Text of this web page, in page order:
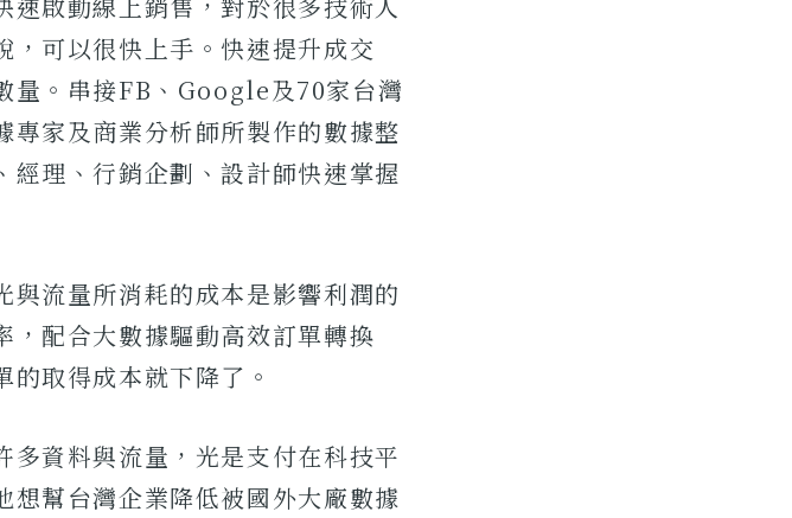
可以很快上手。快速提升成交
量。串接FB、Google及70家台灣
家及商業分析師所製作的數據整
理、行銷企劃、設計師快速掌握
流量所消耗的成本是影響利潤的
，配合大數據驅動高效訂單轉換
取得成本就下降了。
資料與流量，光是支付在科技平
想幫台灣企業降低被國外大廠數據